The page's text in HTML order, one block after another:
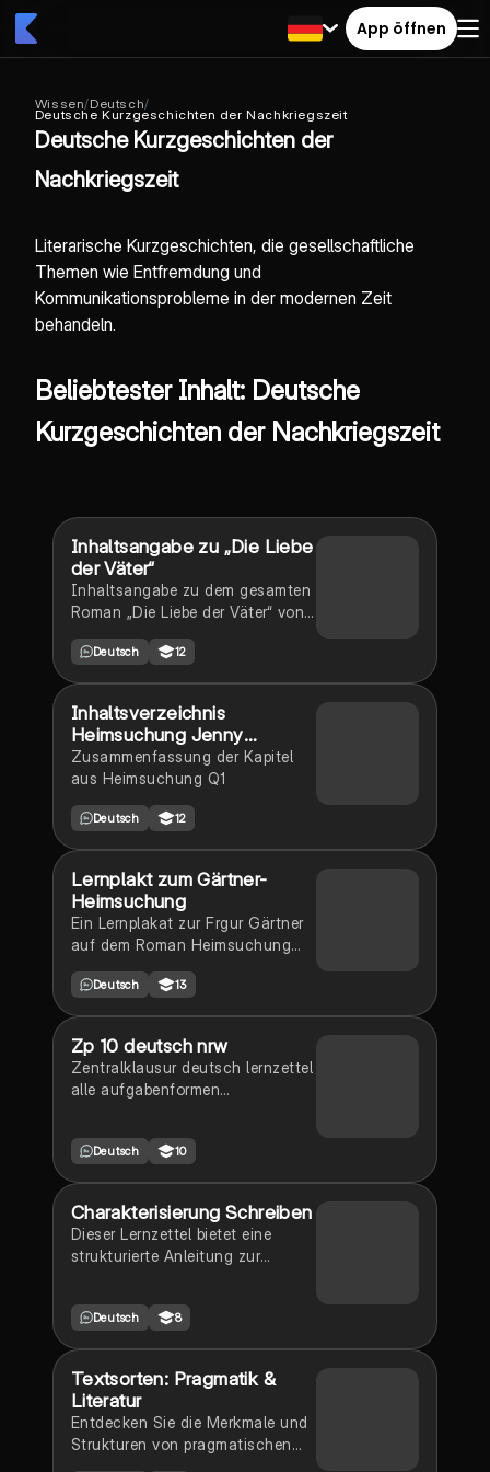
App öffnen
Wissen/Deutsch/
Deutsche Kurzgeschichten der Nachkriegszeit
Deutsche Kurzgeschichten der
Nachkriegszeit
Literarische Kurzgeschichten, die gesellschaftliche
Themen wie Entfremdung und
Kommunikationsprobleme in der modernen Zeit
behandeln.
Beliebtester Inhalt: Deutsche
Kurzgeschichten der Nachkriegszeit
Inhaltsangabe zu „Die Liebe
der Väter“
Inhaltsangabe zu dem gesamten
Roman „Die Liebe der Väter“ von
Deutsch 12
Inhaltsverzeichnis
Heimsuchung Jenny
Erpenbeck
Zusammenfassung der Kapitel
aus Heimsuchung Q1
Deutsch 12
Lernplakt zum Gärtner-
Heimsuchung
Ein Lernplakat zur Frgur Gärtner
auf dem Roman Heimsuchung
Deutsch 13
Zp 10 deutsch nrw
Zentralklausur deutsch lernzettel
alle aufgabenformen
Deutsch 10
Charakterisierung Schreiben
Dieser Lernzettel bietet eine
strukturierte Anleitung zur
wichtige Elemente wie Einleitung,
Hauptteil und Schluss, sowie
deren Eigenschaften, sozialen
Verhältnissen und Entwicklungen
im Verlauf der Handlung. Ideal
für Schüler, die ihre
Deutsch 8
Textsorten: Pragmatik &
Literatur
Entdecken Sie die Merkmale und
Strukturen von pragmatischen